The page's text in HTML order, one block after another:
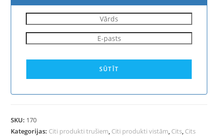
SŪTĪT
SKU: 170
Kategorijas: Citi produkti trušiem, Citi produkti vistām, Cits, Cits